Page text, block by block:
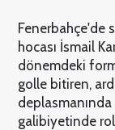
Fenerbahçe'de
hocası İsmail
dönemdeki
golle bitiren,
deplasmanında
galibiyetinde rol